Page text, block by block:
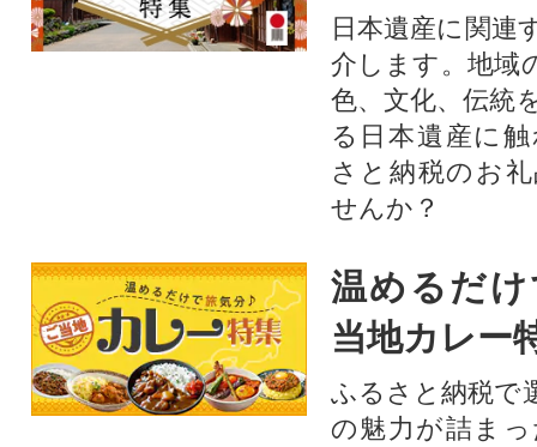
日本遺産に関連
介します。地域
色、文化、伝統
る日本遺産に
さと納税のお
せんか？​​​
温めるだ
当地カレー
ふるさと納税で
の魅力が詰ま